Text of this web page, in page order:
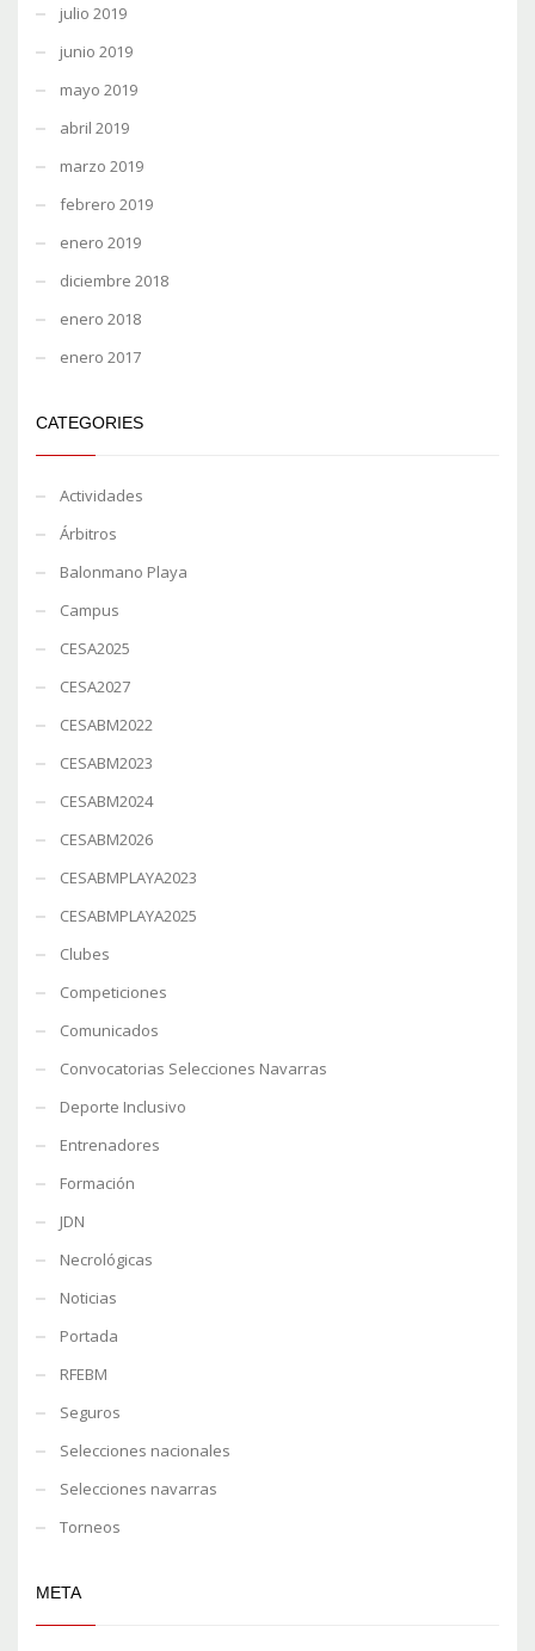
julio 2019
junio 2019
mayo 2019
abril 2019
marzo 2019
febrero 2019
enero 2019
diciembre 2018
enero 2018
enero 2017
CATEGORIES
Actividades
Árbitros
Balonmano Playa
Campus
CESA2025
CESA2027
CESABM2022
CESABM2023
CESABM2024
CESABM2026
CESABMPLAYA2023
CESABMPLAYA2025
Clubes
Competiciones
Comunicados
Convocatorias Selecciones Navarras
Deporte Inclusivo
Entrenadores
Formación
JDN
Necrológicas
Noticias
Portada
RFEBM
Seguros
Selecciones nacionales
Selecciones navarras
Torneos
META